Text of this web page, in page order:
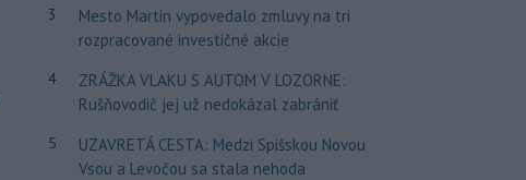
3
Mesto Martin vypovedalo zmluvy na tri
rozpracované investičné akcie
4
ZRÁŽKA VLAKU S AUTOM V LOZORNE:
Rušňovodič jej už nedokázal zabrániť
5
UZAVRETÁ CESTA: Medzi Spišskou Novou
Vsou a Levočou sa stala nehoda